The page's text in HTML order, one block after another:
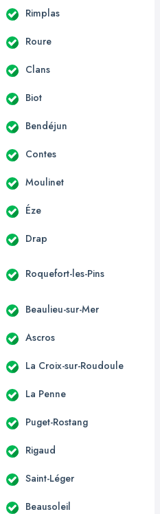
Rimplas
Roure
Clans
Biot
Bendéjun
Contes
Moulinet
Éze
Drap
Roquefort-les-Pins
Beaulieu-sur-Mer
Ascros
La Croix-sur-Roudoule
La Penne
Puget-Rostang
Rigaud
Saint-Léger
Beausoleil